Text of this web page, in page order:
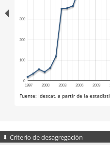
Criterio de desagregación